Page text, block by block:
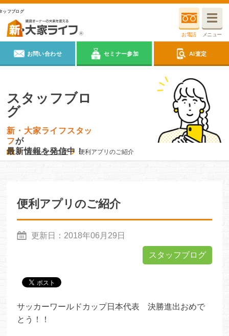
ッフブログ
お電話 メニュー
お問い合わせ セミナー参加 AI査定
スタッフブロ
グ
新・大家ライフスタッ
フが
最新情報を発信中！
スタッフブログ 便利アプリのご紹介
便利アプリのご紹介
更新日： 2018年06月29日
スタッフブログ
サッカーワールドカップ日本代表 決勝進出おめで
とう！！